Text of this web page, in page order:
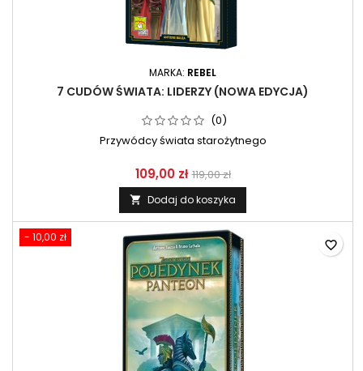
MARKA: REBEL
7 CUDÓW ŚWIATA: LIDERZY (NOWA EDYCJA)
(0)
Przywódcy świata starożytnego
109,00 zł 119,00 zł
 Dodaj do koszyka
- 10,00 zł
favorite_border